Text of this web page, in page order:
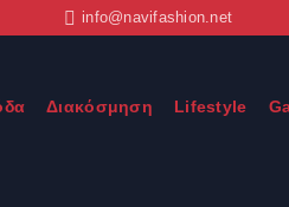
info@navifashion.net
Διακόσμηση Lifestyle